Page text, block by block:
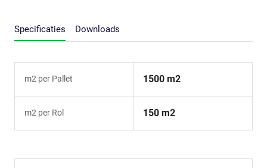
Specificaties Downloads
m2 per Pallet 1500 m2
m2 per Rol 150 m2